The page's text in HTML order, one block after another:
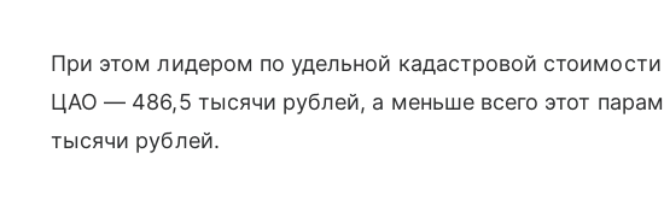
При этом лидером по удельной кадастровой стоимости
ЦАО — 486,5 тысячи рублей, а меньше всего этот
тысячи рублей.